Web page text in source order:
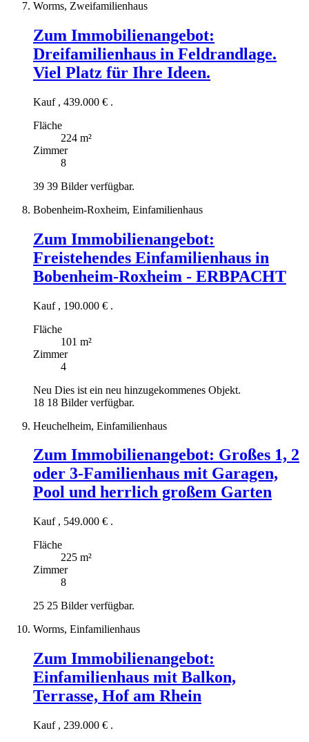
Worms, Zweifamilienhaus
Zum Immobilienangebot:
Dreifamilienhaus in Feldrandlage.
Viel Platz für Ihre Ideen.
Kauf , 439.000 € .
Fläche
224 m²
Zimmer
8
39 39 Bilder verfügbar.
Bobenheim-Roxheim, Einfamilienhaus
Zum Immobilienangebot:
Freistehendes Einfamilienhaus in
Bobenheim-Roxheim - ERBPACHT
Kauf , 190.000 € .
Fläche
101 m²
Zimmer
4
Neu Dies ist ein neu hinzugekommenes Objekt.
18 18 Bilder verfügbar.
Heuchelheim, Einfamilienhaus
Zum Immobilienangebot: Großes 1, 2
oder 3-Familienhaus mit Garagen,
Pool und herrlich großem Garten
Kauf , 549.000 € .
Fläche
225 m²
Zimmer
8
25 25 Bilder verfügbar.
Worms, Einfamilienhaus
Zum Immobilienangebot:
Einfamilienhaus mit Balkon,
Terrasse, Hof am Rhein
Kauf , 239.000 € .